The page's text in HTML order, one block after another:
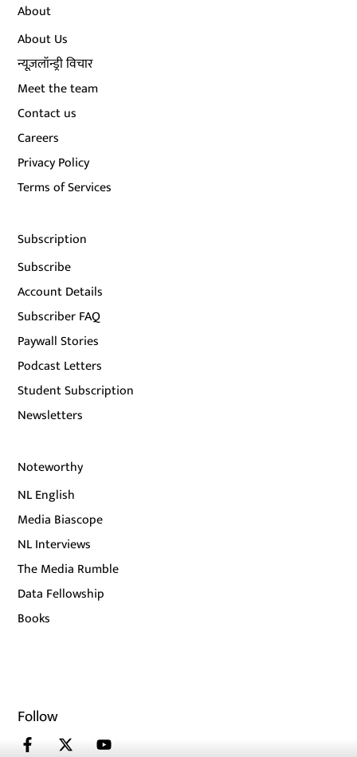
About
About Us
न्यूज़लॉन्ड्री विचार
Meet the team
Contact us
Careers
Privacy Policy
Terms of Services
Subscription
Subscribe
Account Details
Subscriber FAQ
Paywall Stories
Podcast Letters
Student Subscription
Newsletters
Noteworthy
NL English
Media Biascope
NL Interviews
The Media Rumble
Data Fellowship
Books
Follow